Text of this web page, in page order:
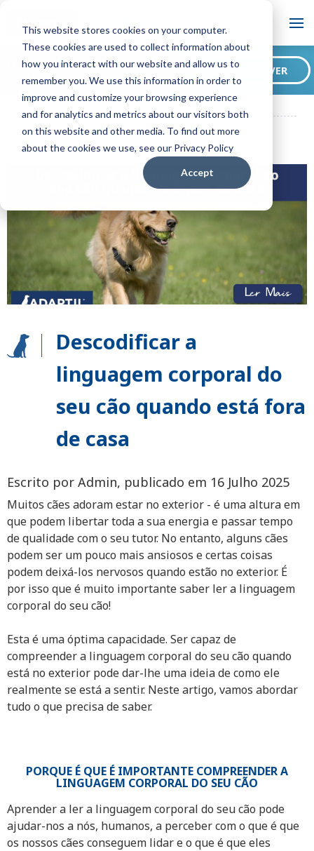
This website stores cookies on your computer.
These cookies are used to collect information about
how you interact with our website and allow us to
remember you. We use this information in order to
improve and customize your browsing experience
and for analytics and metrics about our visitors both
on this website and other media. To find out more
about the cookies we use, see our Privacy Policy
Accept
Blog
ADAPTIL PT Blog
Descodificar a linguagem corporal do seu cão
quando está fora de casa
Deseja subscrever o nosso
blog? SUBSCREVER
Descodificar a
linguagem corporal do
seu cão quando está fora
de casa
Escrito por Admin, publicado em 16 Julho 2025
Muitos cães adoram estar no exterior - é uma altura em
que podem libertar toda a sua energia e passar tempo
de qualidade com o seu tutor. No entanto, alguns cães
podem ser um pouco mais ansiosos e certas coisas
podem deixá-los nervosos quando estão no exterior. É
por isso que é muito importante saber ler a linguagem
corporal do seu cão!
Esta é uma óptima capacidade. Ser capaz de
compreender a linguagem corporal do seu cão quando
está no exterior pode dar-lhe uma ideia de como ele
realmente se está a sentir. Neste artigo, vamos abordar
tudo o que precisa de saber.
PORQUE É QUE É IMPORTANTE COMPREENDER A
LINGUAGEM CORPORAL DO SEU CÃO
Aprender a ler a linguagem corporal do seu cão pode
ajudar-nos a nós, humanos, a perceber com o que é que
os nossos cães conseguem lidar e o que é que eles